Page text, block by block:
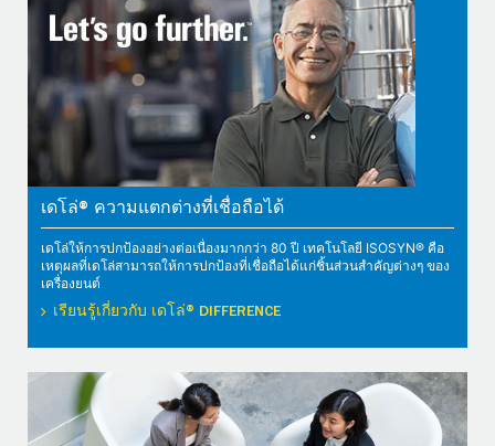
เดโล่® ความแตกต่างที่เชื่อถือได้
เดโล่ให้การปกป้องอย่างต่อเนื่องมากกว่า 80 ปี เทคโนโลยี ISOSYN® คือ
เหตุผลที่เดโล่สามารถให้การปกป้องที่เชื่อถือได้แก่ชิ้นส่วนสำคัญต่างๆ ของ
เครื่องยนต์
เรียนรู้เกี่ยวกับ เดโล่® DIFFERENCE